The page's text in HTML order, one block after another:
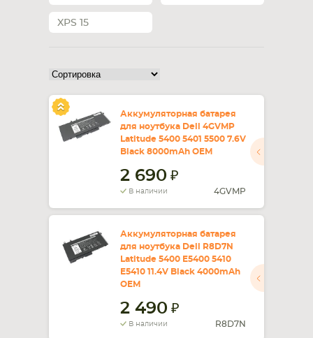
XPS 15
Аккумуляторная батарея
для ноутбука Dell 4GVMP
Latitude 5400 5401 5500 7.6V
Black 8000mAh OEM
2 690
В наличии 4GVMP
Аккумуляторная батарея
для ноутбука Dell R8D7N
Latitude 5400 E5400 5410
E5410 11.4V Black 4000mAh
OEM
2 490
В наличии R8D7N